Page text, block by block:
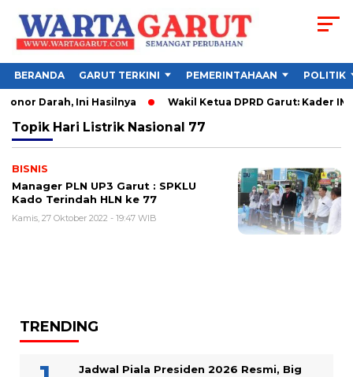
BERANDA GARUT TERKINI PEMERINTAHAAN POLITIK
Darah, Ini Hasilnya Wakil Ketua DPRD Garut: Kader
Topik Hari Listrik Nasional 77
BISNIS
Manager PLN UP3 Garut : SPKLU
Kado Terindah HLN ke 77
Kamis, 27 Oktober 2022 - 19:47 WIB
TRENDING
Jadwal Piala Presiden 2026 Resmi, Big